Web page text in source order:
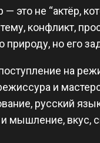
это не “актёр,
конфликт,
природу, но его
на
и
русский
мышление, вкус,